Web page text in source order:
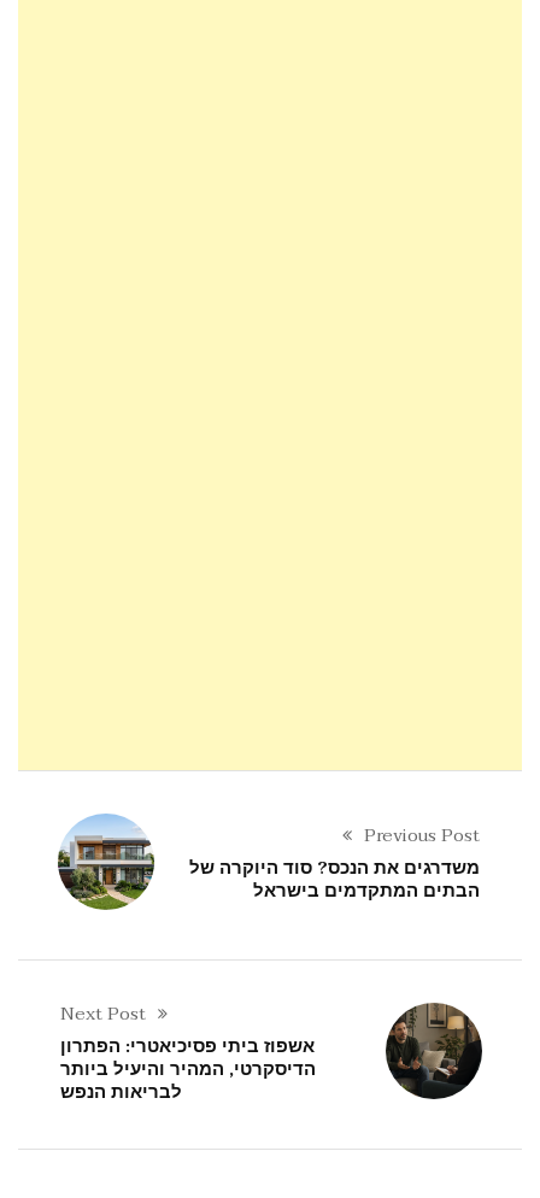
Previous Post
משדרגים את הנכס? סוד היוקרה של
הבתים המתקדמים בישראל
Next Post
אשפוז ביתי פסיכיאטרי: הפתרון
הדיסקרטי, המהיר והיעיל ביותר
לבריאות הנפש